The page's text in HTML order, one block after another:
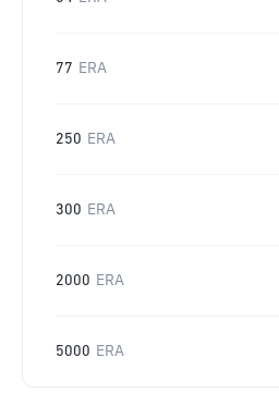
77 ERA
250 ERA
300 ERA
2000 ERA
5000 ERA